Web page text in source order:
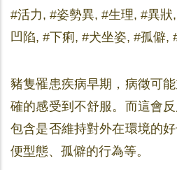
#活力, #姿勢異, #生理, #異
凹陷, #下痢, #犬坐姿, #孤僻,
豬隻罹患疾病早期，病徵可
確的感受到不舒服。而這會
包含是否維持對外在環境的
便型態、孤僻的行為等。